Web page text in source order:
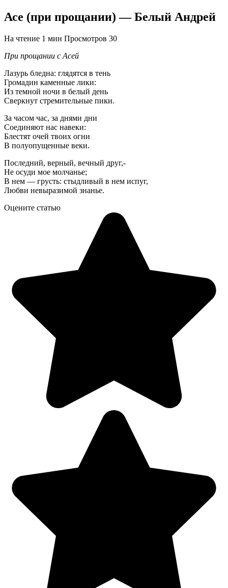
Асе (при прощании) — Белый Андрей
На чтение 1 мин Просмотров 30
При прощании с Асей
Лазурь бледна: глядятся в тень
Громадин каменные лики:
Из темной ночи в белый день
Сверкнут стремительные пики.
За часом час, за днями дни
Соединяют нас навеки:
Блестят очей твоих огни
В полуопущенные веки.
Последний, верный, вечный друг,-
Не осуди мое молчанье;
В нем — грусть: стыдливый в нем испуг,
Любви невыразимой знанье.
Оцените статью